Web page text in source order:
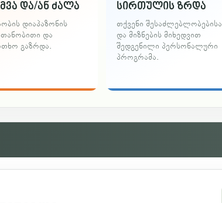
და/ან ძალა
დიაპაზონის
და
გაზრდა.
სირთულის ზრდა
თქვენი შესაძლებლობებისა
და მიზნების მიხედვით
შედგენილი პერსონალური
პროგრამა.